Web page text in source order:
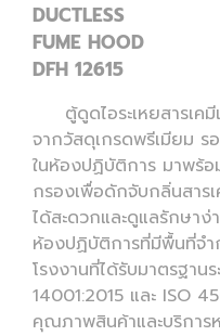
DUCTLESS
FUME HOOD
DFH 12615
ตู้ดูดไอระเหยสารเคมี
จากวัสดุเกรดพรีเมียม ร
ในห้องปฏิบัติการ มาพร้
กรองเพื่อดักจับกลิ่นสาร
ได้สะดวกและดูแลรักษาง่
ห้องปฏิบัติการที่มีพื้นที่จ
โรงงานที่ได้รับมาตรฐาน
14001:2015 และ ISO
คุณภาพสินค้าและบริการ